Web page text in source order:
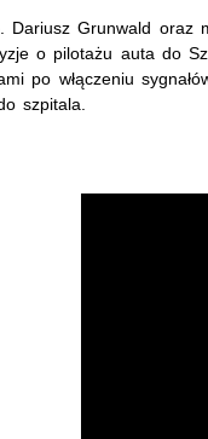
Dariusz Grunwald oraz
o pilotażu auta do
po włączeniu
szpitala.